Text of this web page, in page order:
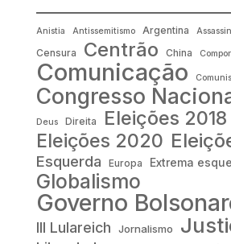
Anistia Antissemitismo Argentina
Censura Centrão China
Comunicação
Congresso
Deus Direita Eleições 2018
Eleições 2020
Esquerda Europa Extrema
Globalismo
Governo
III Lulareich Jornalismo